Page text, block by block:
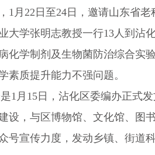
1月22日至24日，邀请山东省
大学张明志教授一行13人到沾
化学制剂及生物菌防治综合实
质提升能力不强问题。
15日，沾化区委编办正式发
设，与区博物馆、文化馆、图
号宣传力度，发动乡镇、街道